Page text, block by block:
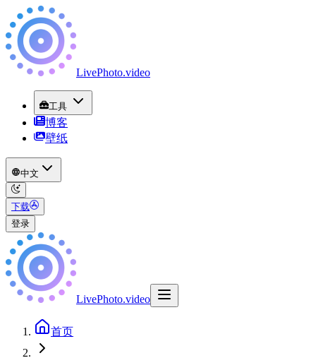
LivePhoto.video
工具
博客
壁纸
中文
下载
登录
LivePhoto.video
首页